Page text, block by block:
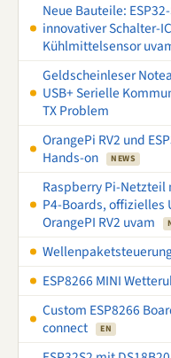
Neue Bauteile:
innovativer Schalter-
Kühlmittelsensor
Geldscheinleser
USB+ Serielle
TX Problem
OrangePi RV2 und
Hands-on
NEWS
Raspberry Pi-Netzteil
P4-Boards, offizielles
OrangePI RV2 uvam
ESP8266 MINI
Custom ESP8266
connect
EN